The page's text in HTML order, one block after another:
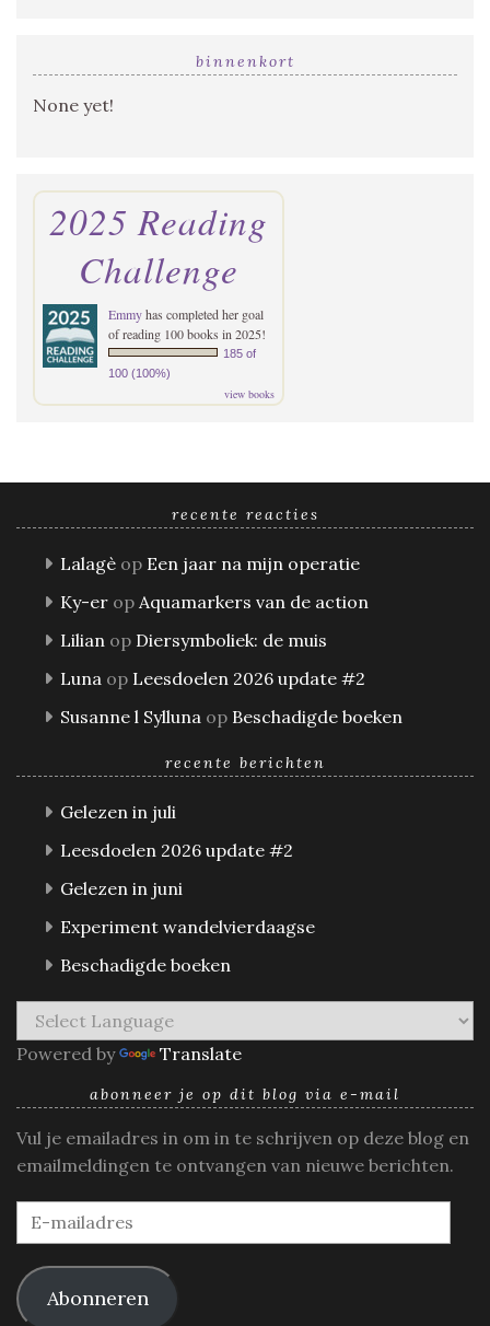
binnenkort
None yet!
2025 Reading
Challenge
Emmyhas completed her goal
of reading 100 books in 2025!
185 of
100 (100%)
view books
recente reacties
Lalagè op Een jaar na mijn operatie
Ky-er op Aquamarkers van de action
Lilian op Diersymboliek: de muis
Luna op Leesdoelen 2026 update #2
Susanne l Sylluna op Beschadigde boeken
recente berichten
Gelezen in juli
Leesdoelen 2026 update #2
Gelezen in juni
Experiment wandelvierdaagse
Beschadigde boeken
Powered by Translate
abonneer je op dit blog via e-mail
Vul je emailadres in om in te schrijven op deze blog en
emailmeldingen te ontvangen van nieuwe berichten.
E-
mailadres
Abonneren